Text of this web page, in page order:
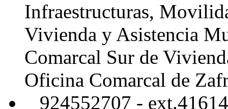
Infraestructuras,
Vivienda y Asistencia
Comarcal Sur de
Oficina Comarcal de
924552707 - ext.41614